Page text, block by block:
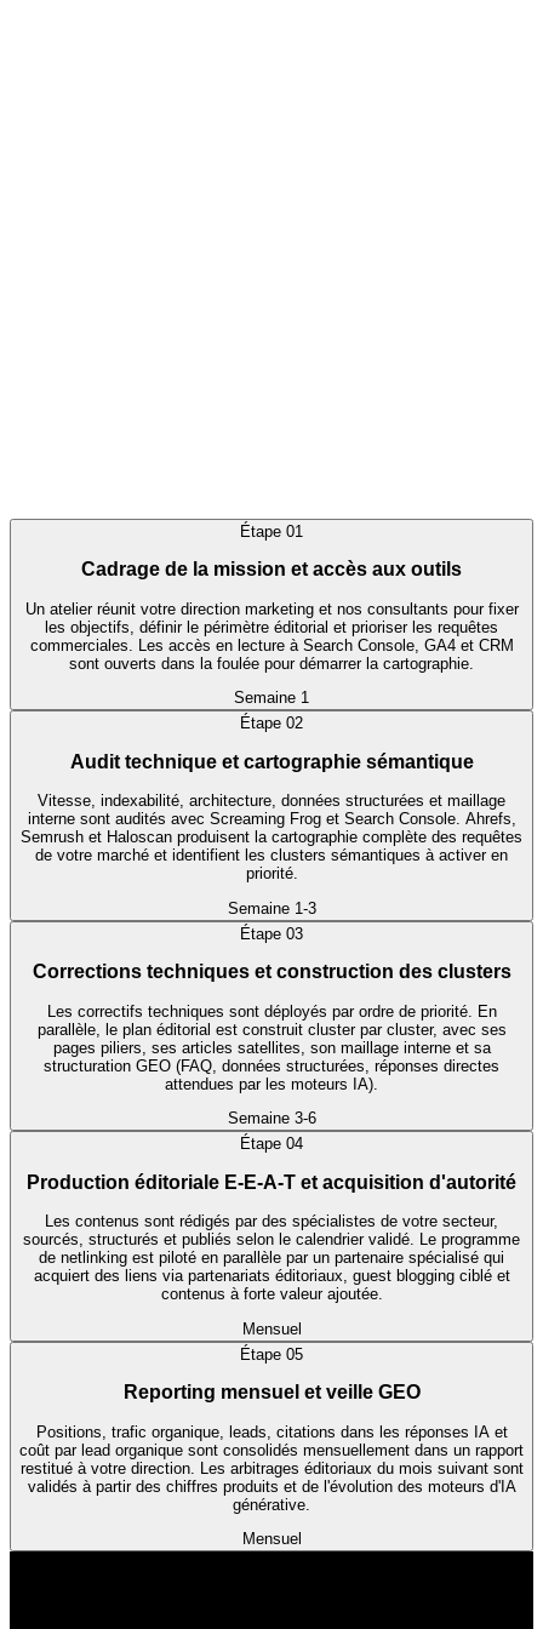
Étape 01
Cadrage de la mission et accès aux outils
Un atelier réunit votre direction marketing et nos consultants pour fixer
les objectifs, définir le périmètre éditorial et prioriser les requêtes
commerciales. Les accès en lecture à Search Console, GA4 et CRM
sont ouverts dans la foulée pour démarrer la cartographie.
Semaine 1
Étape 02
Audit technique et cartographie sémantique
Vitesse, indexabilité, architecture, données structurées et maillage
interne sont audités avec Screaming Frog et Search Console. Ahrefs,
Semrush et Haloscan produisent la cartographie complète des requêtes
de votre marché et identifient les clusters sémantiques à activer en
priorité.
Semaine 1-3
Étape 03
Corrections techniques et construction des clusters
Les correctifs techniques sont déployés par ordre de priorité. En
parallèle, le plan éditorial est construit cluster par cluster, avec ses
pages piliers, ses articles satellites, son maillage interne et sa
structuration GEO (FAQ, données structurées, réponses directes
attendues par les moteurs IA).
Semaine 3-6
Étape 04
Production éditoriale E-E-A-T et acquisition d'autorité
Les contenus sont rédigés par des spécialistes de votre secteur,
sourcés, structurés et publiés selon le calendrier validé. Le programme
de netlinking est piloté en parallèle par un partenaire spécialisé qui
acquiert des liens via partenariats éditoriaux, guest blogging ciblé et
contenus à forte valeur ajoutée.
Mensuel
Étape 05
Reporting mensuel et veille GEO
Positions, trafic organique, leads, citations dans les réponses IA et
coût par lead organique sont consolidés mensuellement dans un rapport
restitué à votre direction. Les arbitrages éditoriaux du mois suivant sont
validés à partir des chiffres produits et de l'évolution des moteurs d'IA
générative.
Mensuel